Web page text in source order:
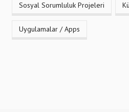
Sosyal Sorumluluk Projeleri
Uygulamalar / Apps